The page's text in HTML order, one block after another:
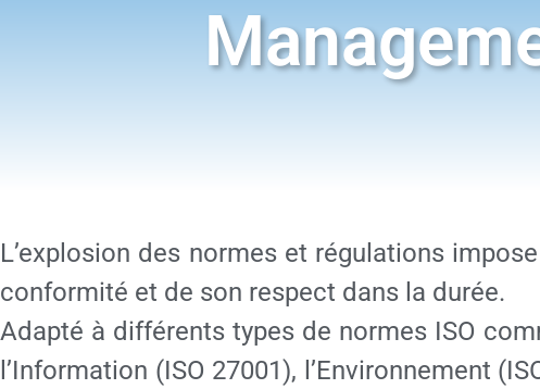
L’explosion des normes et régulations
conformité et de son respect dans la durée.
Adapté à différents types de normes ISO
l’Information (ISO 27001), l’Environnement